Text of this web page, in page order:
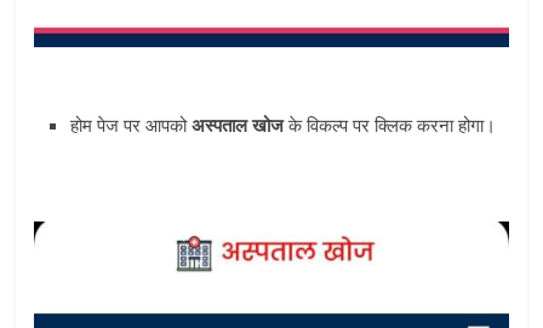
होम पेज पर आपकोअस्‍पताल खोजके विकल्प पर क्लिक करना होगा।